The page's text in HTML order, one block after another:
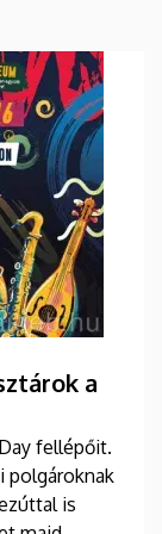
a
fellépőit.
polgároknak
is